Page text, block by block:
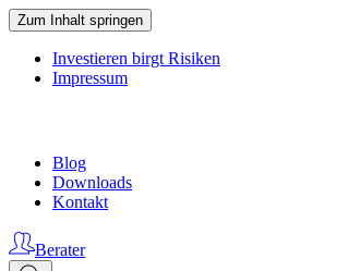
Zum Inhalt springen
Investieren birgt Risiken
Impressum
Blog
Downloads
Kontakt
Berater